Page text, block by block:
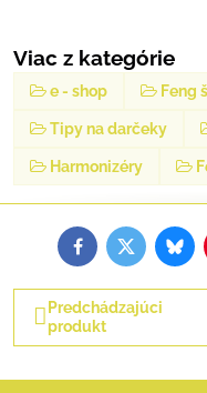
Viac z kategórie
e - shop Feng
Tipy na darčeky
Harmonizéry
FacebookTwitter
Predchádzajúci
produkt